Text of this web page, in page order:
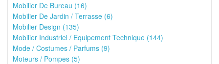
Mobilier De Bureau (16)
Mobilier De Jardin / Terrasse (6)
Mobilier Design (135)
Mobilier Industriel / Equipement Technique (144)
Mode / Costumes / Parfums (9)
Moteurs / Pompes (5)